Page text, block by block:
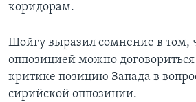
коридорам.
Шойгу выразил сомнение в том,
оппозицией можно договориться
критике позицию Запада в
сирийской оппозиции.